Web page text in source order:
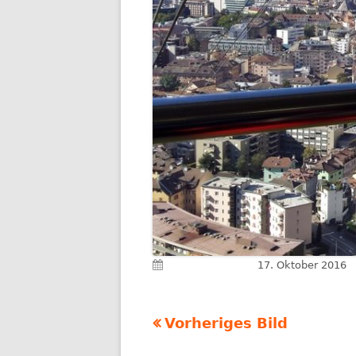
17. Oktober 2016
Vorheriges Bild